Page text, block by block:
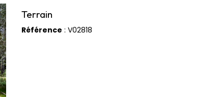
Terrain
Référence : V02818